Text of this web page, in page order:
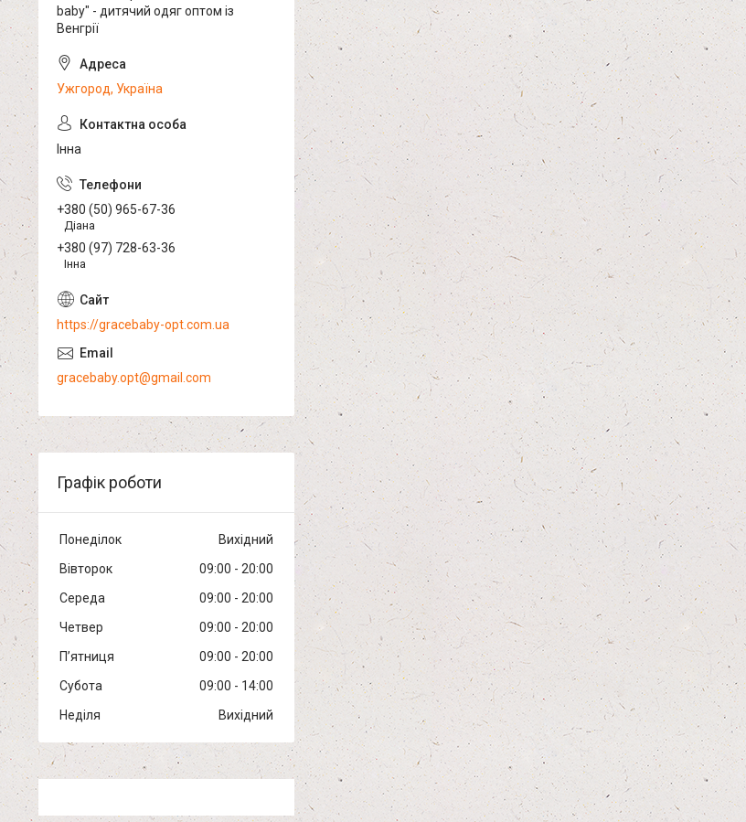
baby" - дитячий одяг оптом із
Венгрії
Ужгород, Україна
Інна
+380 (50) 965-67-36
Діана
+380 (97) 728-63-36
Інна
https://gracebaby-opt.com.ua
gracebaby.opt@gmail.com
Графік роботи
Понеділок
Вихідний
Вівторок
09:00
20:00
Середа
09:00
20:00
Четвер
09:00
20:00
Пʼятниця
09:00
20:00
Субота
09:00
14:00
Неділя
Вихідний